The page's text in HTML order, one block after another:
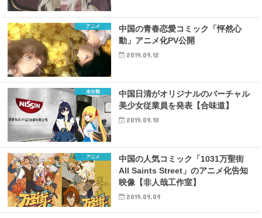
アニメ
中国の青春恋愛コミック「怦然心
動」アニメ化PV公開
2019.09.12
未分類
中国日清がオリジナルのバーチャル
美少女従業員を発表【合味道】
2019.09.10
アニメ
中国の人気コミック「1031万聖街
All Saints Street」のアニメ化告知
映像【非人哉工作室】
2019.09.09